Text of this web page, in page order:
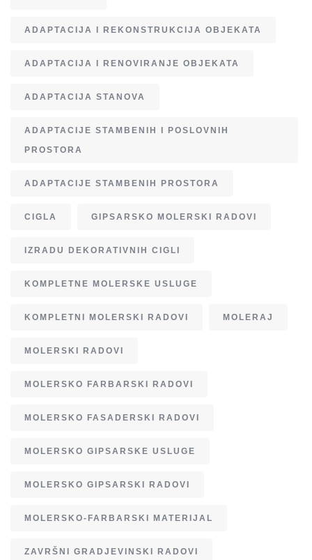
ADAPTACIJA I REKONSTRUKCIJA OBJEKATA
ADAPTACIJA I RENOVIRANJE OBJEKATA
ADAPTACIJA STANOVA
ADAPTACIJE STAMBENIH I POSLOVNIH
PROSTORA
ADAPTACIJE STAMBENIH PROSTORA
CIGLA GIPSARSKO MOLERSKI RADOVI
IZRADU DEKORATIVNIH CIGLI
KOMPLETNE MOLERSKE USLUGE
KOMPLETNI MOLERSKI RADOVI MOLERAJ
MOLERSKI RADOVI
MOLERSKO FARBARSKI RADOVI
MOLERSKO FASADERSKI RADOVI
MOLERSKO GIPSARSKE USLUGE
MOLERSKO GIPSARSKI RADOVI
MOLERSKO-FARBARSKI MATERIJAL
ZAVRŠNI GRADJEVINSKI RADOVI